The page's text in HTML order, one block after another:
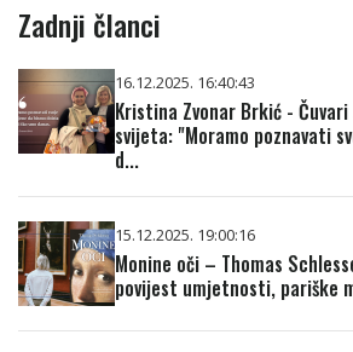
Zadnji članci
16.12.2025. 16:40:43
Kristina Zvonar Brkić -
svijeta: "Moramo poznavati
d...
15.12.2025. 19:00:16
Monine oči – Thomas
povijest umjetnosti, pariške